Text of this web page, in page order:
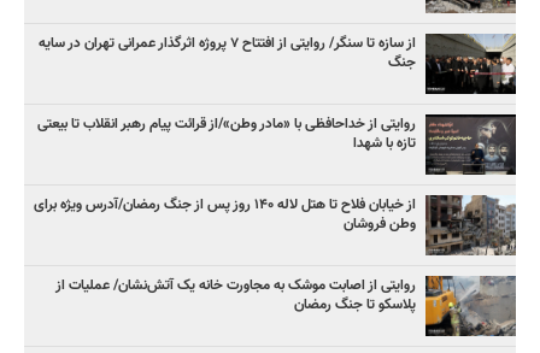
از سازه تا سنگر/ روایتی از افتتاح ۷ پروژه اثرگذار عمرانی تهران در سایه
جنگ
روایتی از خداحافظی با «مادر وطن»/از قرائت پیام‌ رهبر انقلاب تا بیعتی
تازه با شهدا
از خیابان فلاح تا هتل لاله ۱۴۰ روز پس از جنگ رمضان/آدرس ویژه برای
وطن فروشان
روایتی از اصابت موشک به مجاورت خانه یک آتش‌نشان/ عملیات از
پلاسکو تا جنگ رمضان